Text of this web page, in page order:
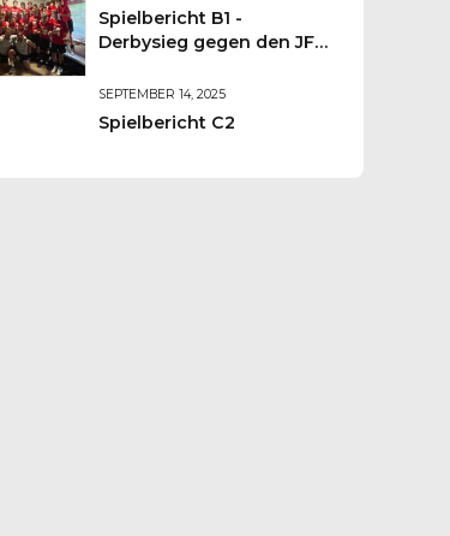
Spielbericht B1 -
Derbysieg gegen den JFV
SEPTEMBER 14, 2025
Spielbericht C2